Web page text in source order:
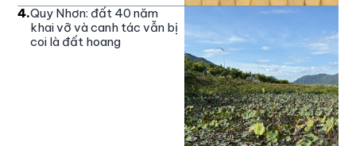
4.Quy Nhơn: đất 40 năm
khai vỡ và canh tác vẫn bị
coi là đất hoang